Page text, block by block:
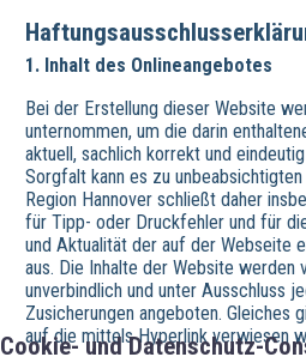
Cookie- und Datenschutz-
1. Inhalt des Onlineangebotes
Bei der Erstellung dieser Website
unternommen, um die darin
aktuell, sachlich korrekt und
Sorgfalt kann es zu unbeabsichtigten
Region Hannover schließt daher
für Tipp- oder Druckfehler und für
und Aktualität der auf der Webseite
aus. Die Inhalte der Website werden
unverbindlich und unter Ausschluss
Zusicherungen angeboten. Gleiches
auf die mittels Hyperlink verwiesen